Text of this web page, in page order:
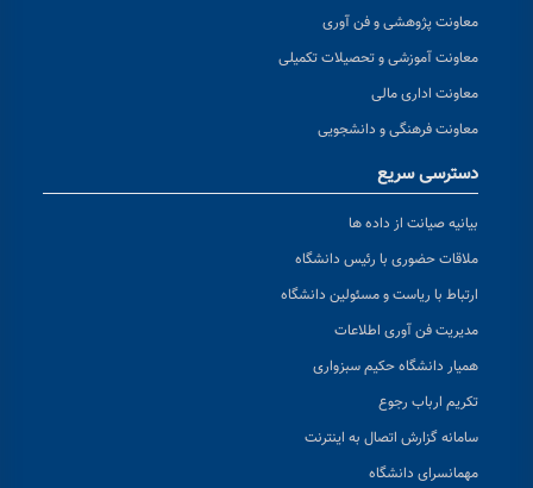
معاونت پژوهشی و فن آوری
معاونت آموزشی و تحصیلات تکمیلی
معاونت اداری مالی
معاونت فرهنگی و دانشجویی
دسترسی سریع
بیانیه صیانت از داده ها
ملاقات حضوری با رئیس دانشگاه
ارتباط با ریاست و مسئولین دانشگاه
مدیریت فن آوری اطلاعات
همیار دانشگاه حکیم سبزواری
تکریم ارباب رجوع
سامانه گزارش اتصال به اینترنت
مهمانسرای دانشگاه